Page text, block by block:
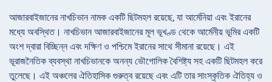
আজারবাইজানের নাখচিভান নামক একটি ছিটমহল রয়েছে, যা আর্মেনিয়া এবং ইরানের
মধ্যে অবস্থিত। নাখচিভান আজারবাইজানের মূল ভূখণ্ড থেকে আর্মেনীয় ভূমির একটি
অংশ দ্বারা বিচ্ছিন্ন এবং দক্ষিণ ও পশ্চিমে ইরানের সাথে সীমানা রয়েছে। এই
ভূরাজনৈতিক ব্যবস্থা নাখচিভানকে অনন্য ভৌগোলিক বৈশিষ্ট্য সহ একটি ছিটমহল করে
তুলেছে। এই অঞ্চলের ঐতিহাসিক গুরুত্ব রয়েছে এবং এটি তার সাংস্কৃতিক ঐতিহ্য ও